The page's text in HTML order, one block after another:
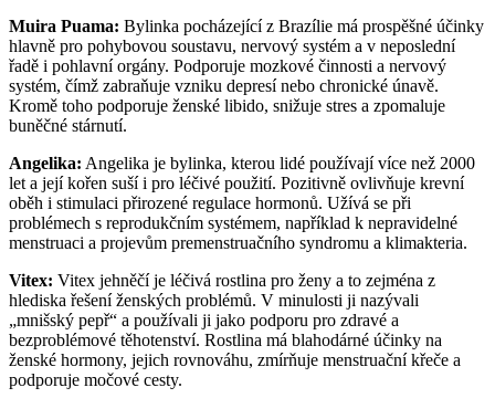
Muira Puama: Bylinka pocházející z Brazílie má prospěšné účinky
hlavně pro pohybovou soustavu, nervový systém a v neposlední
řadě i pohlavní orgány. Podporuje mozkové činnosti a nervový
systém, čímž zabraňuje vzniku depresí nebo chronické únavě.
Kromě toho podporuje ženské libido, snižuje stres a zpomaluje
buněčné stárnutí.
Angelika: Angelika je bylinka, kterou lidé používají více než 2000
let a její kořen suší i pro léčivé použití. Pozitivně ovlivňuje krevní
oběh i stimulaci přirozené regulace hormonů. Užívá se při
problémech s reprodukčním systémem, například k nepravidelné
menstruaci a projevům premenstruačního syndromu a klimakteria.
Vitex: Vitex jehněčí je léčivá rostlina pro ženy a to zejména z
hlediska řešení ženských problémů. V minulosti ji nazývali
„mnišský pepř“ a používali ji jako podporu pro zdravé a
bezproblémové těhotenství. Rostlina má blahodárné účinky na
ženské hormony, jejich rovnováhu, zmírňuje menstruační křeče a
podporuje močové cesty.